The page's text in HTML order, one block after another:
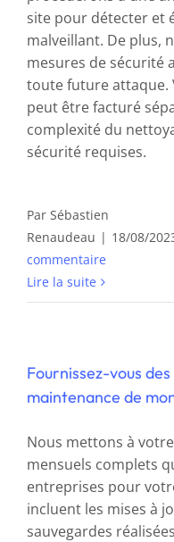
site pour détecter et
malveillant. De plus,
mesures de sécurité
toute future attaque.
peut être facturé
complexité du
sécurité requises.
Par Sébastien
Renaudeau | 18/08/
commentaire
Lire la suite
Fournissez-vous
maintenance de
Nous mettons à
mensuels complets
entreprises pour
incluent les mises à
sauvegardes